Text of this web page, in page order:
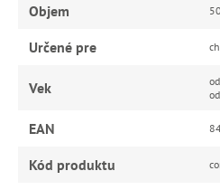
Objem
Určené pre
Vek
EAN
Kód produktu